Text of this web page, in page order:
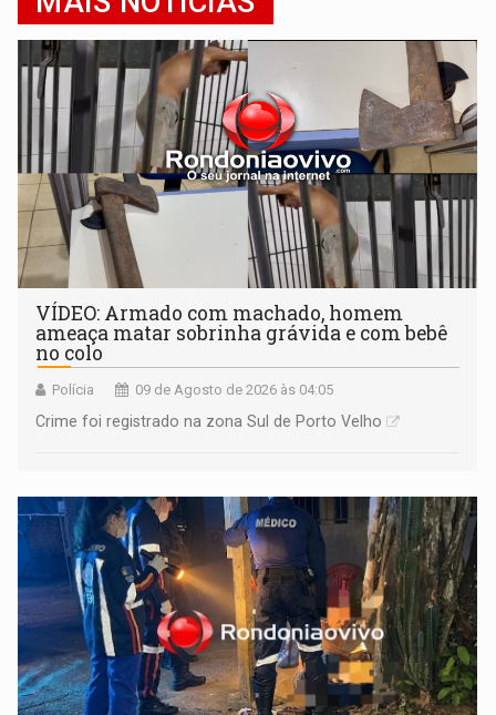
VÍDEO: Armado com machado, homem
ameaça matar sobrinha grávida e com bebê
no colo
Polícia 09 de Agosto de 2026 às 04:05
Crime foi registrado na zona Sul de Porto Velho